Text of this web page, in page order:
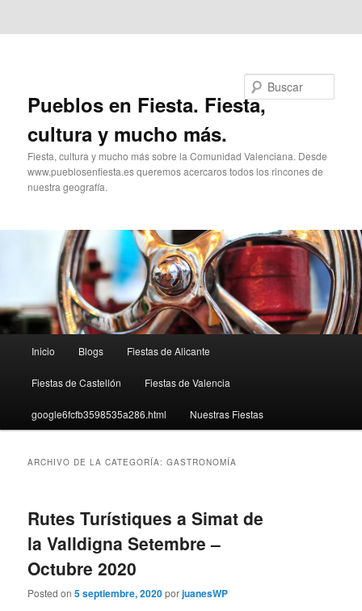
Pueblos en Fiesta. Fiesta,
cultura y mucho más.
Fiesta, cultura y mucho más sobre la Comunidad Valenciana. Desde
www.pueblosenfiesta.es queremos acercaros todos los rincones de
nuestra geografía.
principal
Inicio Blogs Fiestas de Alicante
Fiestas de Castellón Fiestas de Valencia
google6fcfb3598535a286.html Nuestras Fiestas
ARCHIVO DE LA CATEGORÍA:GASTRONOMÍA
Rutes Turístiques a Simat de
la Valldigna Setembre –
Octubre 2020
Posted on5 septiembre, 2020porjuanesWP